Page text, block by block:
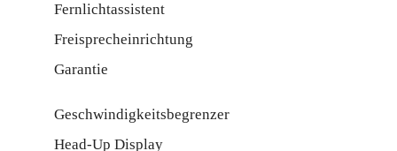
Fernlichtassistent
Freisprecheinrichtung
Garantie
Geschwindigkeitsbegrenzer
Head-Up Display